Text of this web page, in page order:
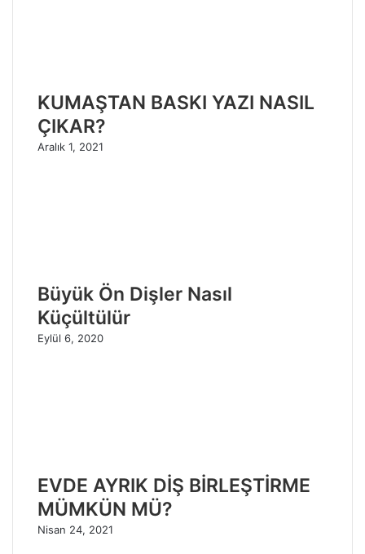
KUMAŞTAN BASKI YAZI NASIL
ÇIKAR?
Aralık 1, 2021
Büyük Ön Dişler Nasıl
Küçültülür
Eylül 6, 2020
EVDE AYRIK DİŞ BİRLEŞTİRME
MÜMKÜN MÜ?
Nisan 24, 2021